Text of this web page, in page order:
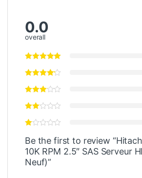
0.0
overall
Be the first to review
10K RPM 2.5″ SAS Serveur
Neuf)”